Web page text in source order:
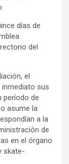
días de
del
el
sus
período de
asume la
a la
de
en el órgano
skate-.